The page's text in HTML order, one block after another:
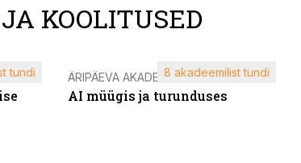
KOOLITUSED
tundi ÄRIPÄEVA AKADEEMIA
AI müügis ja turunduses
8 akadeemilist tundi